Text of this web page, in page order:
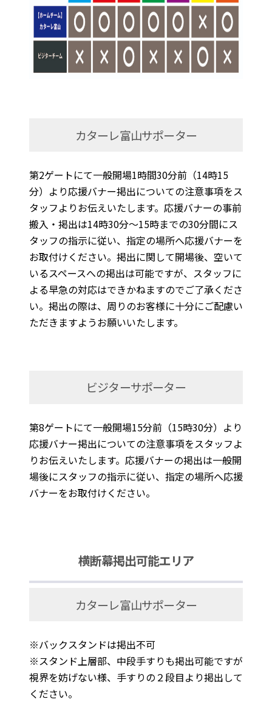
カターレ富山サポーター
第2ゲートにて一般開場1時間30分前（14時15
分）より応援バナー掲出についての注意事項をス
タッフよりお伝えいたします。応援バナーの事前
搬入・掲出は14時30分～15時までの30分間にス
タッフの指示に従い、指定の場所へ応援バナーを
お取付けください。掲出に関して開場後、空いて
いるスペースへの掲出は可能ですが、スタッフに
よる早急の対応はできかねますのでご了承くださ
い。掲出の際は、周りのお客様に十分にご配慮い
ただきますようお願いいたします。
ビジターサポーター
第8ゲートにて一般開場15分前（15時30分）より
応援バナー掲出についての注意事項をスタッフよ
りお伝えいたします。応援バナーの掲出は一般開
場後にスタッフの指示に従い、指定の場所へ応援
バナーをお取付けください。
横断幕掲出可能エリア
カターレ富山サポーター
※バックスタンドは掲出不可
※スタンド上層部、中段手すりも掲出可能ですが
視界を妨げない様、手すりの２段目より掲出して
ください。